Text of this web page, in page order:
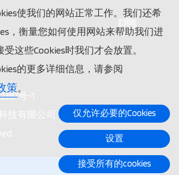
使我们的网站正常工作。我们还希
，衡量您如何使用网站来帮助我们进
这些Cookies时我们才会放置。
的更多详细信息，请参阅
策。
仅允许必要的Cookies
设置
接受所有的cookies
号-1
技有限公司 ©2026 Momenta. All